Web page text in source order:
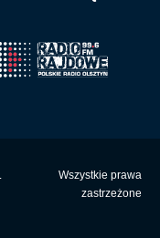
Wszystkie prawa
zastrzeżone